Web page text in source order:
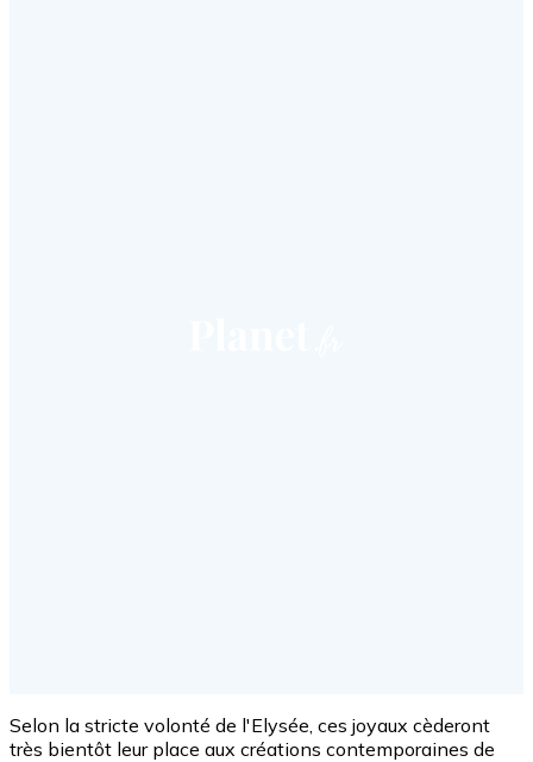
Selon la stricte volonté de l'Elysée, ces joyaux cèderont
très bientôt leur place aux créations contemporaines de